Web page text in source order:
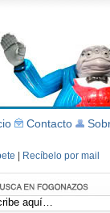
Contacto
Recíbelo por mail